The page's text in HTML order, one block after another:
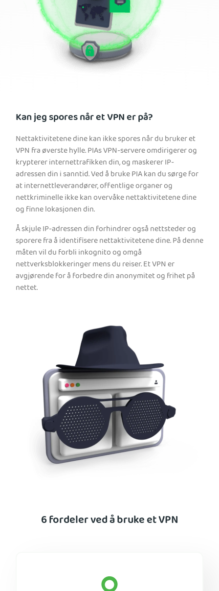
Kan jeg spores når et VPN er på?
Nettaktivitetene dine kan ikke spores når du bruker et
VPN fra øverste hylle. PIAs VPN-servere omdirigerer og
krypterer internettrafikken din, og maskerer IP-
adressen din i sanntid. Ved å bruke PIA kan du sørge for
at internettleverandører, offentlige organer og
nettkriminelle ikke kan overvåke nettaktivitetene dine
og finne lokasjonen din.
Å skjule IP-adressen din forhindrer også nettsteder og
sporere fra å identifisere nettaktivitetene dine. På denne
måten vil du forbli inkognito og omgå
nettverksblokkeringer mens du reiser. Et VPN er
avgjørende for å forbedre din anonymitet og frihet på
nettet.
6 fordeler ved å bruke et VPN